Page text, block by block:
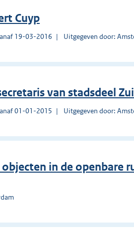
Cuyp
19-03-2016 Uitgegeven door:
van stadsdeel
01-01-2015 Uitgegeven door:
in de openbare